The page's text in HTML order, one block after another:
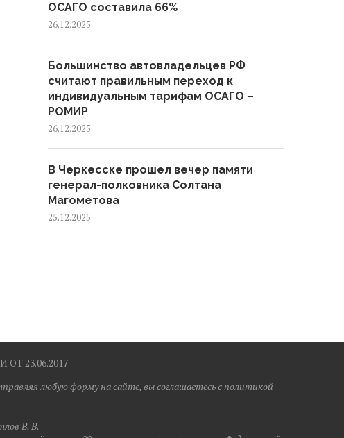
ОСАГО составила 66%
26.12.2025
Большинство автовладельцев РФ
считают правильным переход к
индивидуальным тарифам ОСАГО –
РОМИР
26.12.2025
В Черкесске прошел вечер памяти
генерал-полковника Солтана
Магометова
25.12.2025
23.06.2017
любую форму на сайте, вы соглашаетесь с политикой
B. B.